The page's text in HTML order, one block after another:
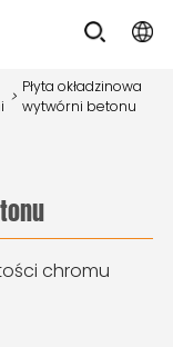
>
Płyta okładzinowa
wytwórni betonu
chromu